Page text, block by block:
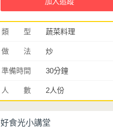
類 型 蔬菜料理
做 法 炒
準備時間 30分鐘
人 數 2人份
好食光小講堂